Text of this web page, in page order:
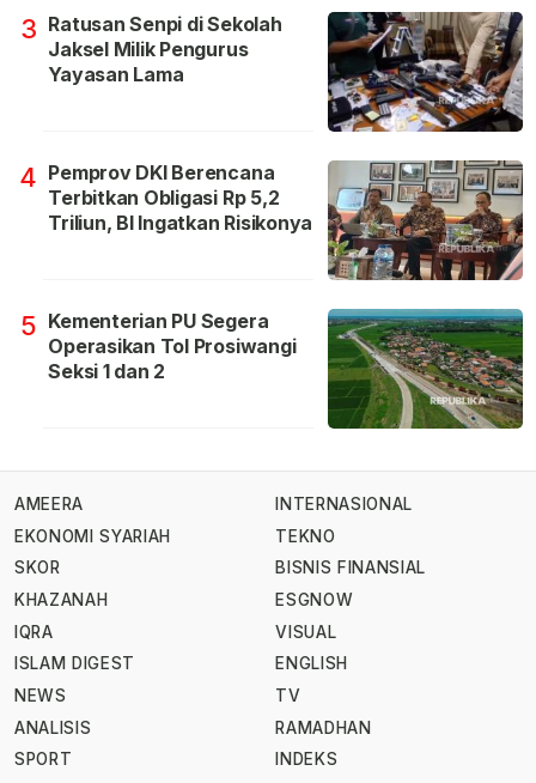
3 Ratusan Senpi di Sekolah
Jaksel Milik Pengurus
Yayasan Lama
4 Pemprov DKI Berencana
Terbitkan Obligasi Rp 5,2
Triliun, BI Ingatkan Risikonya
5 Kementerian PU Segera
Operasikan Tol Prosiwangi
Seksi 1 dan 2
AMEERA
EKONOMI SYARIAH
SKOR
KHAZANAH
IQRA
ISLAM DIGEST
NEWS
ANALISIS
SPORT
INTERNASIONAL
TEKNO
BISNIS FINANSIAL
ESGNOW
VISUAL
ENGLISH
TV
RAMADHAN
INDEKS